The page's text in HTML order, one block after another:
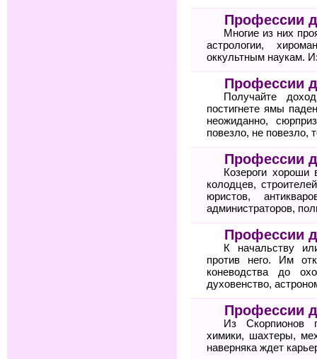
Профессии
Многие из них
астрологии,
оккультным наукам.
Профессии
Получайте
постигнете ямы
неожиданно,
повезло, не повезло,
Профессии
Козероги хороши
колодцев,
юристов,
администраторов,
Профессии
К начальству
против него. Им
коневодства до
духовенство,
Профессии
Из Скорпионов
химики, шахтеры,
наверняка ждет